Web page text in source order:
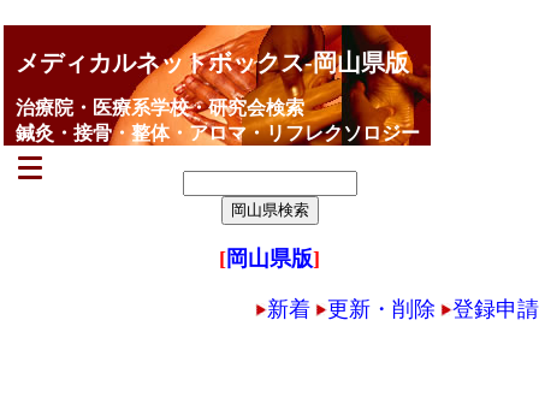
メディカルネットボックス-岡山県版
治療院・医療系学校・研究会検索
鍼灸・接骨・整体・アロマ・リフレクソロジー
[岡山県版]
新着 更新・削除 登録申請